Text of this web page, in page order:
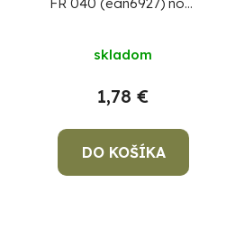
A
skladom
1,78 €
DO KOŠÍKA